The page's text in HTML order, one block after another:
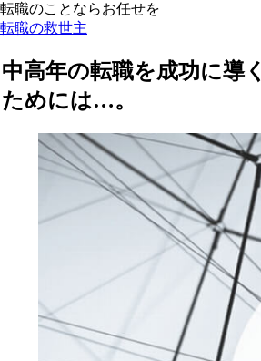
転職のことならお任せを
転職の救世主
中高年の転職を成功に導く
ためには…。